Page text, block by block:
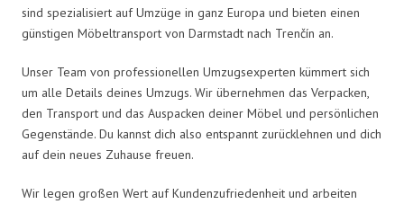
sind spezialisiert auf Umzüge in ganz Europa und bieten einen
günstigen Möbeltransport von Darmstadt nach Trenčín an.
Unser Team von professionellen Umzugsexperten kümmert sich
um alle Details deines Umzugs. Wir übernehmen das Verpacken,
den Transport und das Auspacken deiner Möbel und persönlichen
Gegenstände. Du kannst dich also entspannt zurücklehnen und dich
auf dein neues Zuhause freuen.
Wir legen großen Wert auf Kundenzufriedenheit und arbeiten